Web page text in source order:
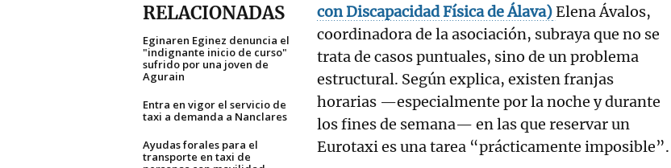
RELACIONADAS
Eginaren Eginez denuncia el
"indignante inicio de curso"
sufrido por una joven de
Agurain
Entra en vigor el servicio de
taxi a demanda a Nanclares
Ayudas forales para el
transporte en taxi de
con Discapacidad Física de Álava)Elena Ávalos,
coordinadora de la asociación, subraya que no se
trata de casos puntuales, sino de un problema
estructural. Según explica, existen franjas
horarias —especialmente por la noche y durante
los fines de semana— en las que reservar un
Eurotaxi es una tarea “prácticamente imposible”.